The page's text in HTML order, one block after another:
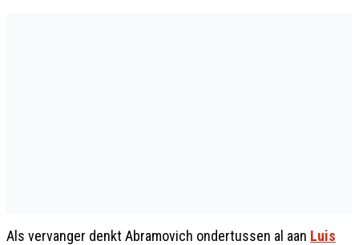
Als vervanger denkt Abramovich ondertussen al aan Luis